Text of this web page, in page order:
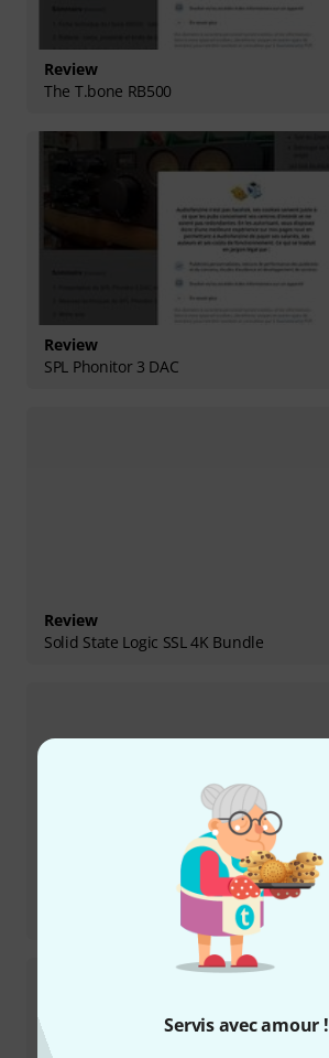
Servis avec amour !
Review
The T.bone RB500
Review
SPL Phonitor 3 DAC
Review
Solid State Logic SSL 4K Bundle
Testmarathon Live- und Kleinmixer